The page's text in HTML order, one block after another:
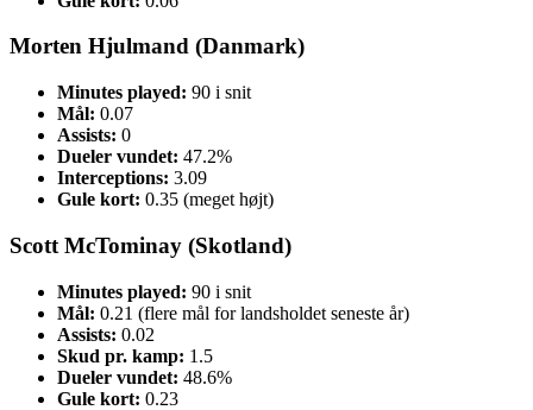
Morten Hjulmand (Danmark)
Minutes played: 90 i snit
Mål: 0.07
Assists: 0
Dueler vundet: 47.2%
Interceptions: 3.09
Gule kort: 0.35 (meget højt)
Scott McTominay (Skotland)
Minutes played: 90 i snit
Mål: 0.21 (flere mål for landsholdet seneste år)
Assists: 0.02
Skud pr. kamp: 1.5
Dueler vundet: 48.6%
Gule kort: 0.23